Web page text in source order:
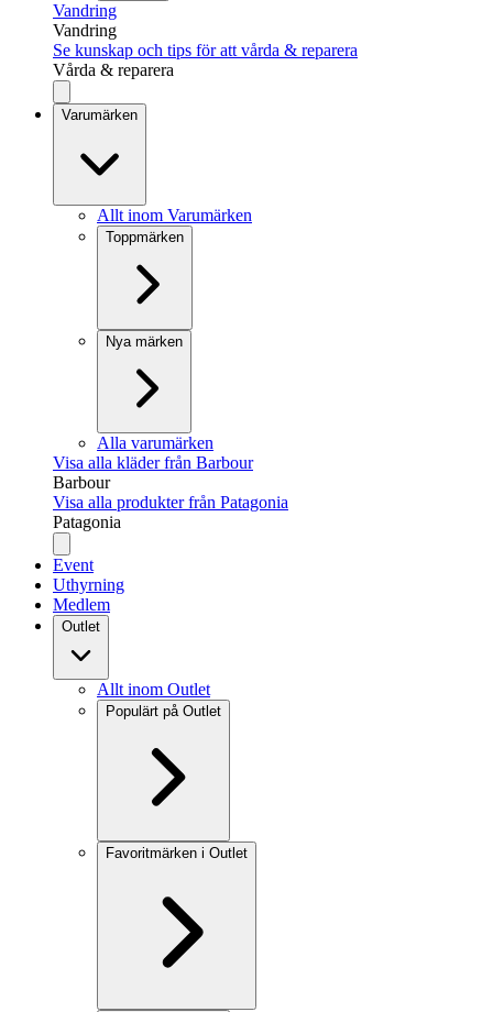
Vandring
Vandring
Se kunskap och tips för att vårda & reparera
Vårda & reparera
Varumärken
Allt inom Varumärken
Toppmärken
Nya märken
Alla varumärken
Visa alla kläder från Barbour
Barbour
Visa alla produkter från Patagonia
Patagonia
Event
Uthyrning
Medlem
Outlet
Allt inom Outlet
Populärt på Outlet
Favoritmärken i Outlet